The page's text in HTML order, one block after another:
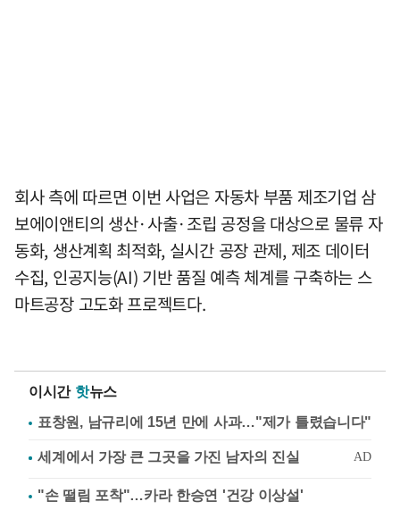
회사 측에 따르면 이번 사업은 자동차 부품 제조기업 삼
보에이앤티의 생산·사출·조립 공정을 대상으로 물류 자
동화, 생산계획 최적화, 실시간 공장 관제, 제조 데이터
수집, 인공지능(AI) 기반 품질 예측 체계를 구축하는 스
마트공장 고도화 프로젝트다.
이시간 핫뉴스
표창원, 남규리에 15년 만에 사과…"제가 틀렸습니다"
"손 떨림 포착"…카라 한승연 '건강 이상설'